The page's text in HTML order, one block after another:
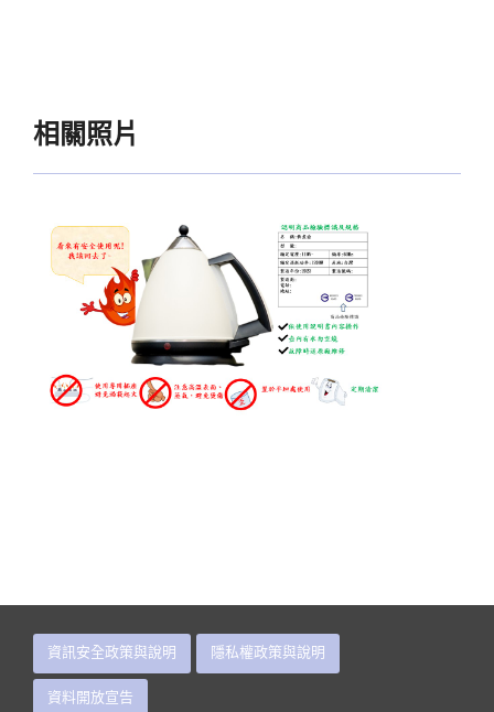
相關照片
資訊安全政策與說明 隱私權政策與說明
資料開放宣告